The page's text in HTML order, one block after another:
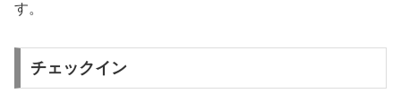
す。
チェックイン